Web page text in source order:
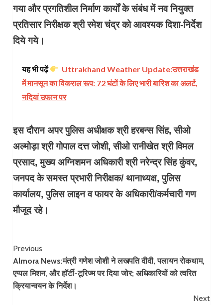
गया और प्रगतिशील निर्माण कार्यों के संबंध में नव नियुक्त
प्रतिसार निरीक्षक श्री रमेश चंद्र को आवश्यक दिशा-निर्देश
दिये गये।
यह भी पढ़ें
Uttrakhand Weather Update:उत्तराखंड
में मानसून का विकराल रूप: 72 घंटों के लिए भारी बारिश का अलर्ट,
नदियां उफान पर
इस दौरान अपर पुलिस अधीक्षक श्री हरबन्स सिंह, सीओ
अल्मोड़ा श्री गोपाल दत्त जोशी, सीओ रानीखेत श्री विमल
प्रसाद, मुख्य अग्निशमन अधिकारी श्री नरेन्द्र सिंह कुंवर,
जनपद के समस्त प्रभारी निरीक्षक/ थानाध्यक्ष, पुलिस
कार्यालय, पुलिस लाइन व फायर के अधिकारी/कर्मचारी गण
मौजूद रहे।
Continue
Reading
Previous
Almora News:मंत्री गणेश जोशी ने लखपति दीदी, पलायन रोकथाम,
एप्पल मिशन, और हॉर्टी-टूरिज्म पर दिया जोर; अधिकारियों को त्वरित
क्रियान्वयन के निर्देश।
Next